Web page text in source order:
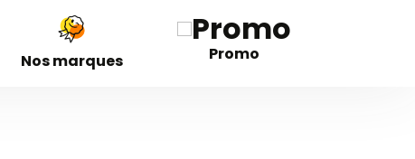
Nos marques Promo